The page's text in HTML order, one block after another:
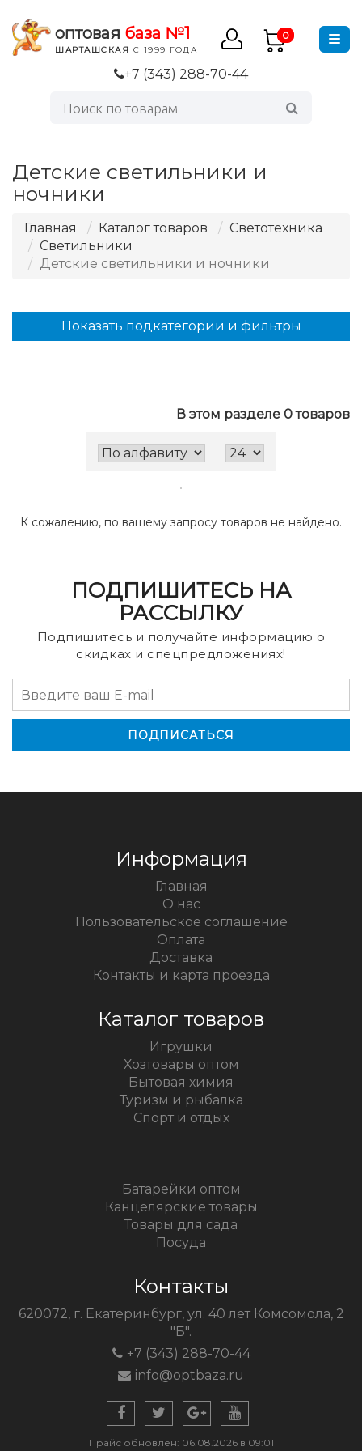
оптовая база №1
ШАРТАШСКАЯ С 1999 ГОДА
0
+7 (343) 288-70-44
Детские светильники и
ночники
Главная Каталог товаров
Светотехника
Светильники
Детские светильники и ночники
В этом разделе 0 товаров
К сожалению, по вашему запросу товаров не найдено.
Показать подкатегории и фильтры
ПОДПИШИТЕСЬ НА
РАССЫЛКУ
Подпишитесь и получайте информацию о
скидках и спецпредложениях!
Информация
Главная
О нас
Пользовательское соглашение
Оплата
Доставка
Контакты и карта проезда
Каталог товаров
Игрушки
Хозтовары оптом
Бытовая химия
Туризм и рыбалка
Спорт и отдых
Батарейки оптом
Канцелярские товары
Товары для сада
Посуда
Контакты
620072, г. Екатеринбург, ул. 40 лет Комсомола, 2
"Б".
+7 (343) 288-70-44
info@optbaza.ru
Прайс обновлен: 06.08.2026 в 09:01